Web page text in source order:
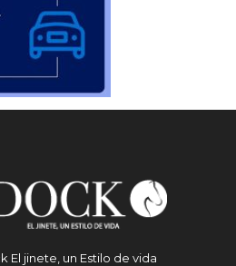
El jinete, un Estilo de vida